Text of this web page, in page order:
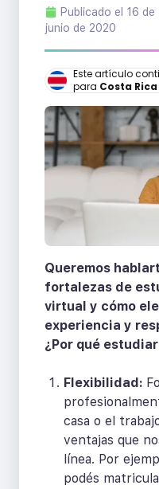
Publicado el 16 de
junio de 2020
Este artículo
para Costa Rica
Queremos
fortalezas de
virtual y cómo
experiencia y
¿Por qué
Flexibilidad:
casa o el
ventajas que
línea. Por
podés